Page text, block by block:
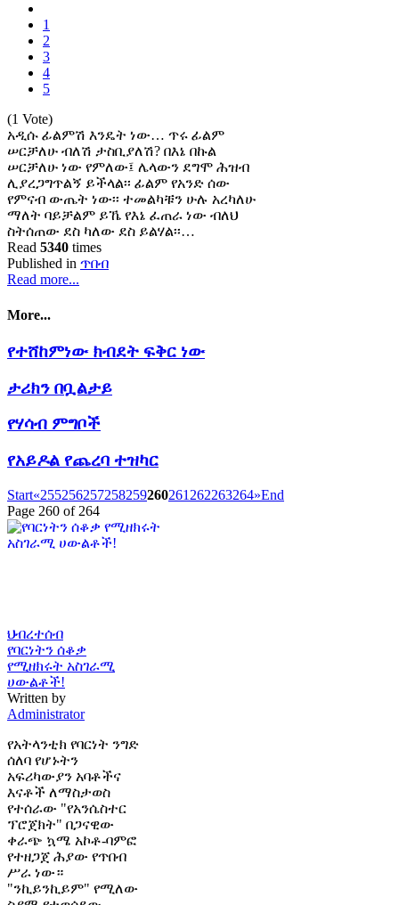
1
2
3
4
5
(1 Vote)
አዲሱ ፊልምሽ እንዴት ነው… ጥሩ ፊልም
ሠርቻለሁ ብለሽ ታስቢያለሽ? በእኔ በኩል
ሠርቻለሁ ነው የምለው፤ ሌላውን ደግሞ ሕዝብ
ሊያረጋግጥልኝ ይችላል፡፡ ፊልም የአንድ ሰው
የምናብ ውጤት ነው፡፡ ተመልካቹን ሁሉ አረካለሁ
ማለት ባይቻልም ይኼ የእኔ ፈጠራ ነው ብለህ
ስትሰጠው ደስ ካለው ደስ ይልሃል፡፡…
Read 5340 times
Published in ጥበብ
Read more...
More...
የተሸከምነው ክብደት ፍቅር ነው
ታሪክን በቧልታይ
የሃሳብ ምግቦች
የአይዶል የጨረባ ተዝካር
Start«255256257258259260261 262263264»End
Page 260 of 264
ህብረተሰብ
የባርነትን ሰቆቃ
የሚዘክሩት አስገራሚ
ሀውልቶች!
Written by
Administrator
የአትላንቲክ የባርነት ንግድ
ሰለባ የሆኑትን
አፍሪካውያን አባቶችና
እናቶች ለማስታወስ
የተሰራው "የአንሴስተር
ፕሮጀክት" በጋናዊው
ቀራጭ ኳሜ አኮቶ-ባምፎ
የተዘጋጀ ሕያው የጥበብ
ሥራ ነው።
"ንኪይንኪይም" የሚለው